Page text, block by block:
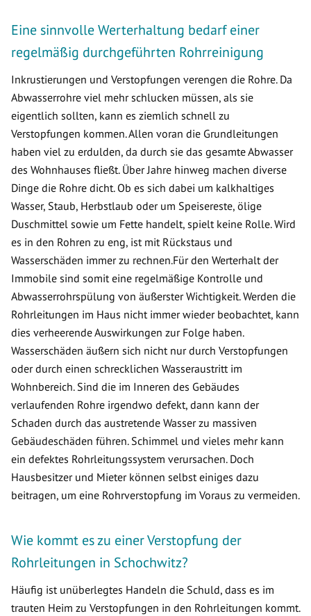
Eine sinnvolle Werterhaltung bedarf einer
regelmäßig durchgeführten Rohrreinigung
Inkrustierungen und Verstopfungen verengen die Rohre. Da
Abwasserrohre viel mehr schlucken müssen, als sie
eigentlich sollten, kann es ziemlich schnell zu
Verstopfungen kommen. Allen voran die Grundleitungen
haben viel zu erdulden, da durch sie das gesamte Abwasser
des Wohnhauses fließt. Über Jahre hinweg machen diverse
Dinge die Rohre dicht. Ob es sich dabei um kalkhaltiges
Wasser, Staub, Herbstlaub oder um Speisereste, ölige
Duschmittel sowie um Fette handelt, spielt keine Rolle. Wird
es in den Rohren zu eng, ist mit Rückstaus und
Wasserschäden immer zu rechnen.Für den Werterhalt der
Immobile sind somit eine regelmäßige Kontrolle und
Abwasserrohrspülung von äußerster Wichtigkeit. Werden die
Rohrleitungen im Haus nicht immer wieder beobachtet, kann
dies verheerende Auswirkungen zur Folge haben.
Wasserschäden äußern sich nicht nur durch Verstopfungen
oder durch einen schrecklichen Wasseraustritt im
Wohnbereich. Sind die im Inneren des Gebäudes
verlaufenden Rohre irgendwo defekt, dann kann der
Schaden durch das austretende Wasser zu massiven
Gebäudeschäden führen. Schimmel und vieles mehr kann
ein defektes Rohrleitungssystem verursachen. Doch
Hausbesitzer und Mieter können selbst einiges dazu
beitragen, um eine Rohrverstopfung im Voraus zu vermeiden.
Wie kommt es zu einer Verstopfung der
Rohrleitungen in Schochwitz?
Häufig ist unüberlegtes Handeln die Schuld, dass es im
trauten Heim zu Verstopfungen in den Rohrleitungen kommt.